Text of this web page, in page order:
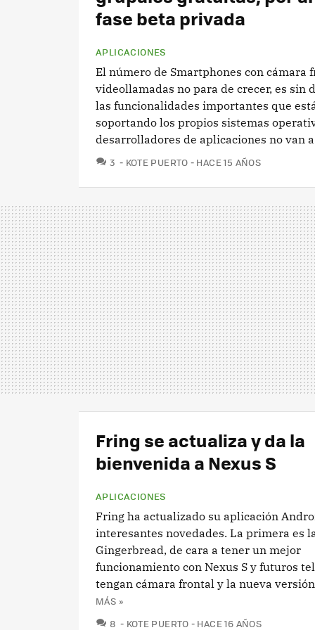
fase beta privada
APLICACIONES
El número de Smartphones con cámara
videollamadas no para de crecer, es sin
las funcionalidades importantes que
soportando los propios sistemas
desarrolladores de aplicaciones no van
3 COMENTARIOS
KOTE PUERTO HACE 15 AÑOS
Fring se actualiza y da la
bienvenida a Nexus S
APLICACIONES
Fring ha actualizado su aplicación
interesantes novedades. La primera es
Gingerbread, de cara a tener un mejor
funcionamiento con Nexus S y futuros
tengan cámara frontal y la nueva
MÁS »
8 COMENTARIOS
KOTE PUERTO HACE 16 AÑOS